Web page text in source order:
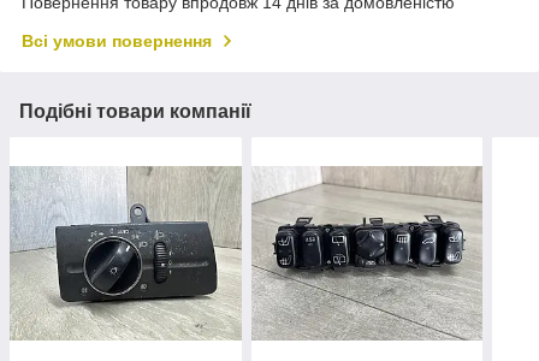
Всі умови повернення
Подібні товари компанії